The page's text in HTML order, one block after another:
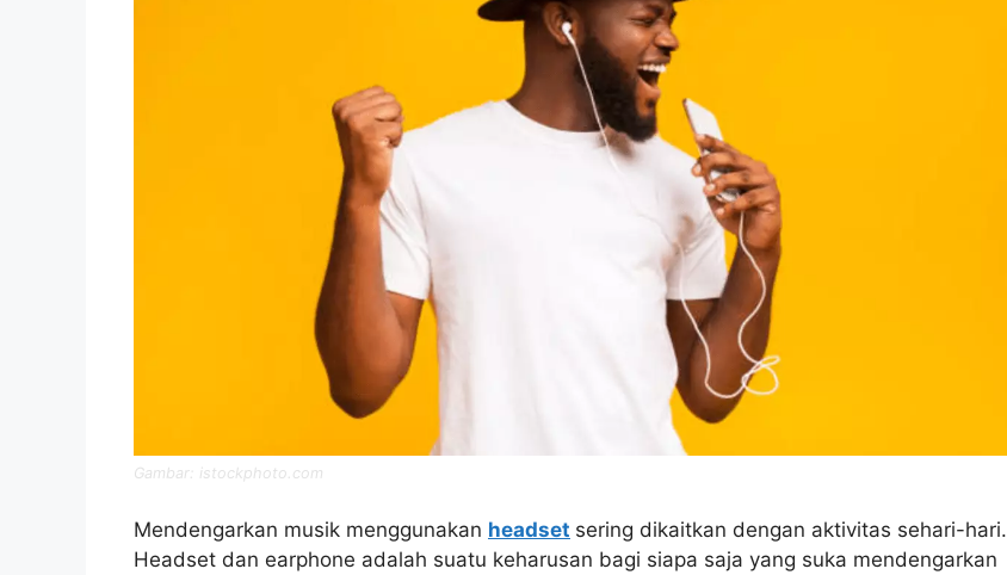
Gambar: istockphoto.com
Mendengarkan musik menggunakan headset sering dikaitkan dengan aktivitas sehari-hari.
Headset dan earphone adalah suatu keharusan bagi siapa saja yang suka mendengarkan